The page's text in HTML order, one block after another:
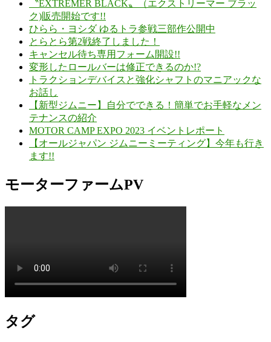
〝EXTREMER BLACK〟（エクストリーマー ブラッ
ク)販売開始です!!
ひらら・ヨシダ ゆるトラ参戦三部作公開中
とらとら第2戦終了しました！
キャンセル待ち専用フォーム開設!!
変形したロールバーは修正できるのか!?
トラクションデバイスと強化シャフトのマニアックな
お話し
【新型ジムニー】自分でできる！簡単でお手軽なメン
テナンスの紹介
MOTOR CAMP EXPO 2023 イベントレポート
【オールジャパン ジムニーミーティング】今年も行き
ます!!
モーターファームPV
タグ